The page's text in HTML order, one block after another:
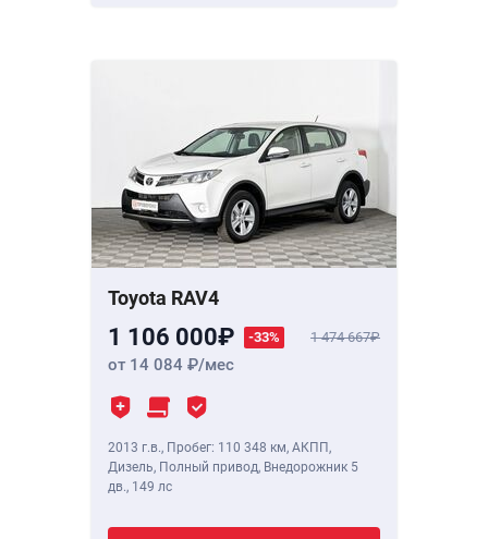
Toyota RAV4
1 106 000 -33% 1 474 667
от 14 084 /мес
2013 г.в., Пробег: 110 348 км, АКПП,
Дизель, Полный привод, Внедорожник 5
дв., 149 лс